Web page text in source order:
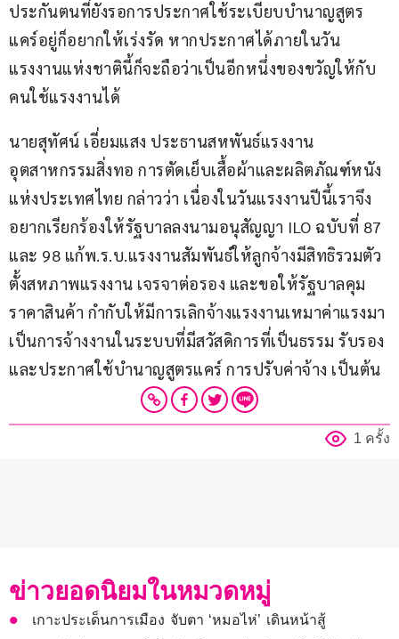
ประกันตนที่ยังรอการประกาศใช้ระเบียบบำนาญสูตร
แคร์อยู่ก็อยากให้เร่งรัด หากประกาศได้ภายในวัน
แรงงานแห่งชาตินี้ก็จะถือว่าเป็นอีกหนึ่งของขวัญให้กับ
คนใช้แรงงานได้
นายสุทัศน์ เอี่ยมแสง ประธานสหพันธ์แรงงาน
อุตสาหกรรมสิ่งทอ การตัดเย็บเสื้อผ้าและผลิตภัณฑ์หนัง
แห่งประเทศไทย กล่าวว่า เนื่องในวันแรงงานปีนี้เราจึง
อยากเรียกร้องให้รัฐบาลลงนามอนุสัญญา ILO ฉบับที่ 87
และ 98 แก้พ.ร.บ.แรงงานสัมพันธ์ให้ลูกจ้างมีสิทธิรวมตัว
ตั้งสหภาพแรงงาน เจรจาต่อรอง และขอให้รัฐบาลคุม
ราคาสินค้า กำกับให้มีการเลิกจ้างแรงงานเหมาค่าแรงมา
เป็นการจ้างงานในระบบที่มีสวัสดิการที่เป็นธรรม รับรอง
และประกาศใช้บำนาญสูตรแคร์ การปรับค่าจ้าง เป็นต้น
1 ครั้ง
ข่าวยอดนิยมในหมวดหมู่
เกาะประเด็นการเมือง จับตา ‘หมอไห่’ เดินหน้าสู้